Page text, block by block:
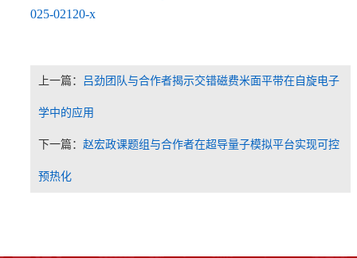
025-02120-x
上一篇： 吕劲团队与合作者揭示交错磁费米面平带在自旋电子
学中的应用
下一篇：赵宏政课题组与合作者在超导量子模拟平台实现可控
预热化